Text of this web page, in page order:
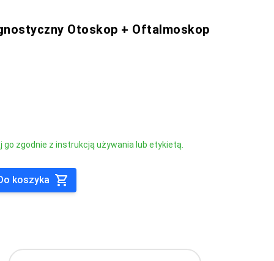
Otoskop + Oftalmoskop
go zgodnie z instrukcją używania lub etykietą.
koszyka